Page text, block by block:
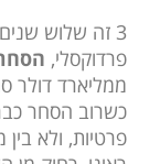
3 זה שלוש
פרדוקסלי,
כשרוב הסחר
פרטיות, ולא